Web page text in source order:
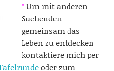
*Um mit anderen
Suchenden
gemeinsam das
Leben zu entdecken
kontaktiere mich per
oder zum